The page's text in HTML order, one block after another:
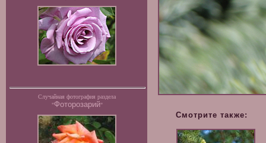
Случайная фотография раздела
"Фоторозарий"
Смотрите также: